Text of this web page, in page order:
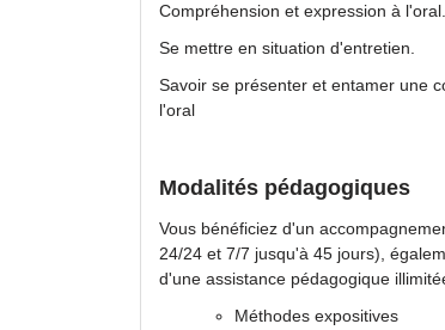
Compréhension et expression à l'oral.
Se mettre en situation d'entretien.
Savoir se présenter et entamer une
l'oral
Modalités pédagogiques
Vous bénéficiez d'un
24/24 et 7/7 jusqu'à 45 jours),
d'une assistance pédagogique
Méthodes expositives